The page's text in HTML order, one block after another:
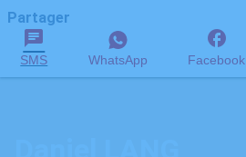
Partager
SMS WhatsApp Facebook